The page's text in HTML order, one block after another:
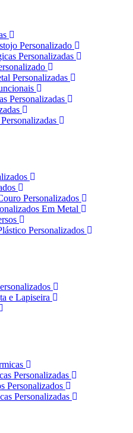
Personalizado
Personalizadas
Personalizadas
Personalizadas
Personalizados
Em Metal
Personalizados
e Lapiseira
Personalizadas
Personalizados
Personalizadas